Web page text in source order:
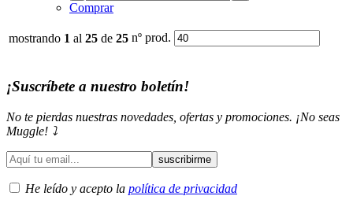
Comprar
mostrando 1 al 25 de 25 nº prod.
¡Suscríbete a nuestro boletín!
No te pierdas nuestras novedades, ofertas y promociones. ¡No seas
Muggle! ⤵️
He leído y acepto la política de privacidad